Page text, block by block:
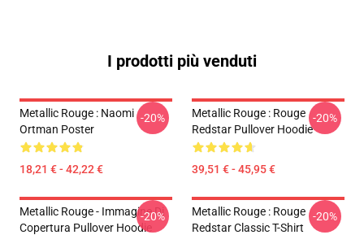
I prodotti più venduti
Metallic Rouge : Naomi
Ortman Poster
18,21 € - 42,22 €
-20%
Metallic Rouge : Rouge
Redstar Pullover Hoodie
39,51 € - 45,95 €
-20%
Metallic Rouge - Immagine Di
Copertura Pullover Hoodie
-20%
Metallic Rouge : Rouge
Redstar Classic T-Shirt
-20%